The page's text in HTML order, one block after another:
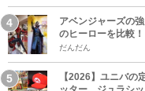
アベンジャーズの
のヒーローを比較！
だんだん
【2026】ユニバの